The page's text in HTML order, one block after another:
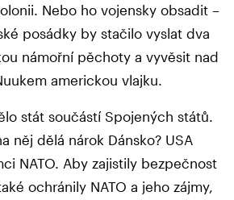
Nebo ho vojensky obsadit –
posádky by stačilo vyslat dva
námořní pěchoty a vyvěsit nad
americkou vlajku.
stát součástí Spojených států.
něj dělá nárok Dánsko? USA
NATO. Aby zajistily bezpečnost
ochránily NATO a jeho zájmy,